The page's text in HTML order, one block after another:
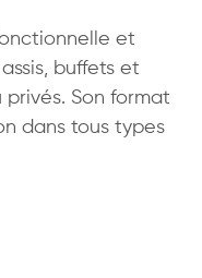
et
buffets et
privés. Son format
dans tous types